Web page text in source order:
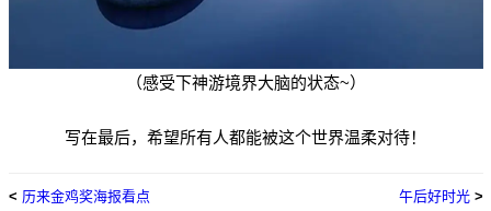
（感受下神游境界大脑的状态~）
写在最后，希望所有人都能被这个世界温柔对待！
< 历来金鸡奖海报看点 午后好时光 >